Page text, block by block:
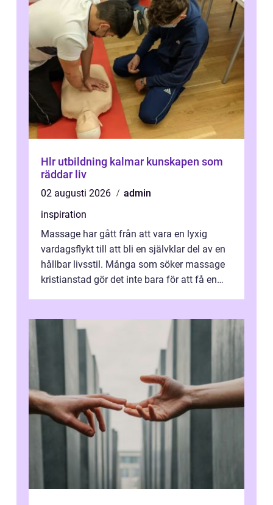
Hlr utbildning kalmar kunskapen som
räddar liv
02 augusti 2026
admin
inspiration
Massage har gått från att vara en lyxig
vardagsflykt till att bli en självklar del av en
hållbar livsstil. Många som söker massage
kristianstad gör det inte bara för att få en